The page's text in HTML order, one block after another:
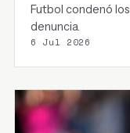
Futbol condenó
denuncia.
6 Jul 2026